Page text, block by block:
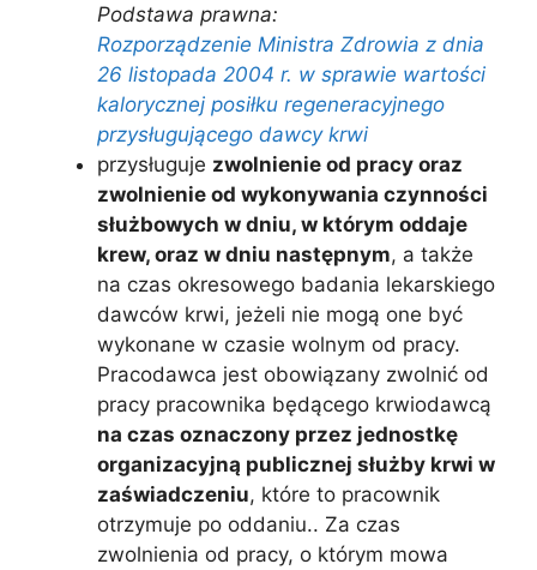
Podstawa prawna:
Rozporządzenie Ministra Zdrowia z dnia
26 listopada 2004 r. w sprawie wartości
kalorycznej posiłku regeneracyjnego
przysługującego dawcy krwi
przysługuje zwolnienie od pracy oraz
zwolnienie od wykonywania czynności
służbowych w dniu, w którym oddaje
krew, oraz w dniu następnym, a także
na czas okresowego badania lekarskiego
dawców krwi, jeżeli nie mogą one być
wykonane w czasie wolnym od pracy.
Pracodawca jest obowiązany zwolnić od
pracy pracownika będącego krwiodawcą
na czas oznaczony przez jednostkę
organizacyjną publicznej służby krwi w
zaświadczeniu, które to pracownik
otrzymuje po oddaniu.. Za czas
zwolnienia od pracy, o którym mowa